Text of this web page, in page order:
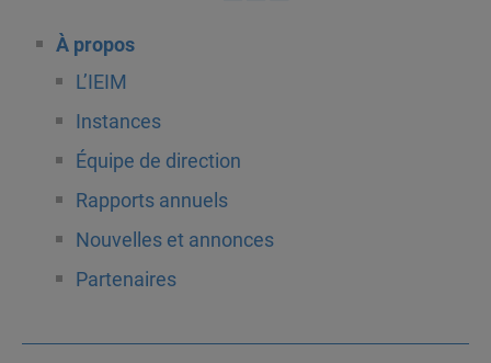
À propos
L’IEIM
Instances
Équipe de direction
Rapports annuels
Nouvelles et annonces
Partenaires